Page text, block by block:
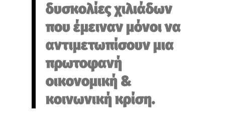
δυσκολίες χιλιάδων
που έμειναν μόνοι να
αντιμετωπίσουν μια
πρωτοφανή
οικονομική &
κοινωνική κρίση.